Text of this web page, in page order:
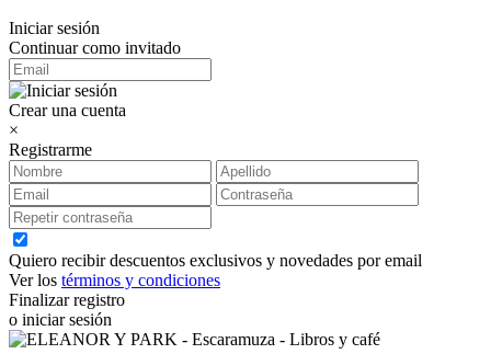
Iniciar sesión
Continuar como invitado
Crear una cuenta
×
Registrarme
Quiero recibir descuentos exclusivos y novedades por email
Ver los términos y condiciones
Finalizar registro
o iniciar sesión